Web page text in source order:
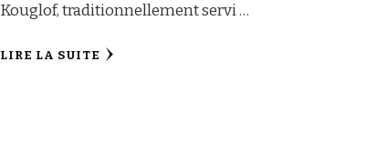
Kouglof, traditionnellement servi …
LIRE LA SUITE